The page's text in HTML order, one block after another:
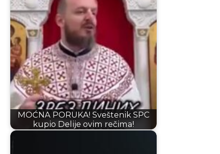
MOĆNA PORUKA! Sveštenik SPC
kupio Delije ovim rečima!